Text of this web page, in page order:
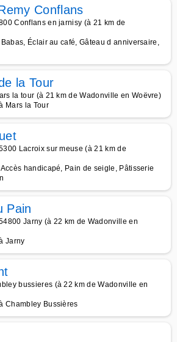
Conflans
Conflans en jarnisy (à 21 km de
Éclair au café, Gâteau d anniversaire,
la Tour
la tour (à 21 km de Wadonville en Woëvre)
Mars la Tour
Lacroix sur meuse (à 21 km de
handicapé, Pain de seigle, Pâtisserie
Pain
Jarny (à 22 km de Wadonville en
Jarny
bussieres (à 22 km de Wadonville en
Chambley Bussières